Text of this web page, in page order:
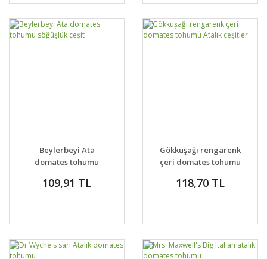
Beylerbeyi Ata
domates tohumu
109,91 TL
Gökkuşağı rengarenk
çeri domates tohumu
118,70 TL